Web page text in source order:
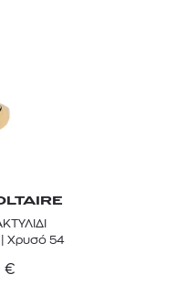
HEARTBREAKER | Χρυσό 54
€